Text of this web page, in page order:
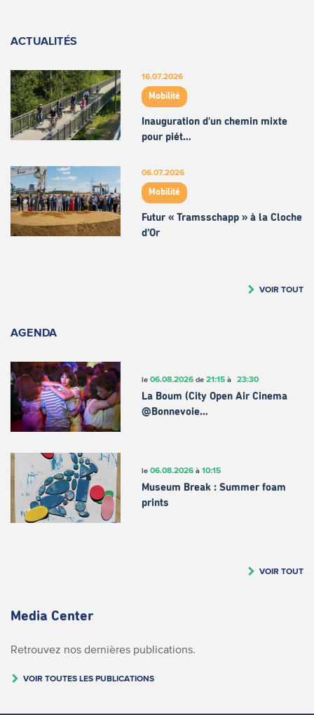
ACTUALITÉS
16.07.2026
Mobilité
Inauguration d'un chemin mixte
pour piét…
06.07.2026
Mobilité
Futur « Tramsschapp » à la Cloche
d’Or
VOIR TOUT
AGENDA
le 06.08.2026de 21:15à 23:30
La Boum (City Open Air Cinema
@Bonnevoie…
le 06.08.2026à 10:15
Museum Break : Summer foam
prints
VOIR TOUT
Media Center
Retrouvez nos dernières publications.
VOIR TOUTES LES PUBLICATIONS